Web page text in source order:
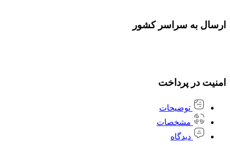
ارسال به سراسر کشور
امنیت در پرداخت
توضیحات
مشخصات
دیدگاه